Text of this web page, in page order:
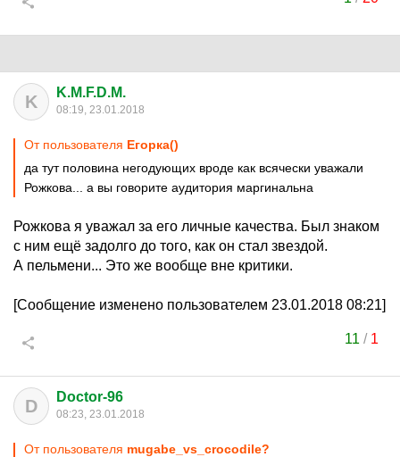
K K.M.F.D.M.
08:19, 23.01.2018
От пользователя Егорка()
да тут половина негодующих вроде как всячески уважали
Рожкова... а вы говорите аудитория маргинальна
Рожкова я уважал за его личные качества. Был знаком
с ним ещё задолго до того, как он стал звездой.
А пельмени... Это же вообще вне критики.
[Сообщение изменено пользователем 23.01.2018 08:21]
11 / 1
D Doctor-96
08:23, 23.01.2018
От пользователя mugabe_vs_crocodile?